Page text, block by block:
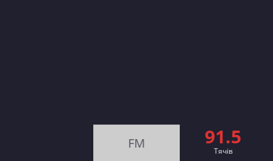
FM 91.5
Тячів